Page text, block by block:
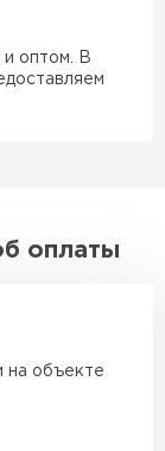
и оптом. В
оплаты
на объекте